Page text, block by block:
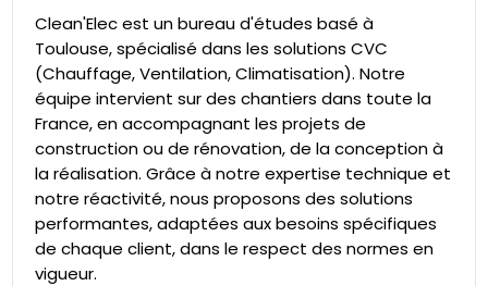
Clean'Elec est un bureau d'études basé à
Toulouse, spécialisé dans les solutions CVC
(Chauffage, Ventilation, Climatisation). Notre
équipe intervient sur des chantiers dans toute la
France, en accompagnant les projets de
construction ou de rénovation, de la conception à
la réalisation. Grâce à notre expertise technique et
notre réactivité, nous proposons des solutions
performantes, adaptées aux besoins spécifiques
de chaque client, dans le respect des normes en
vigueur.